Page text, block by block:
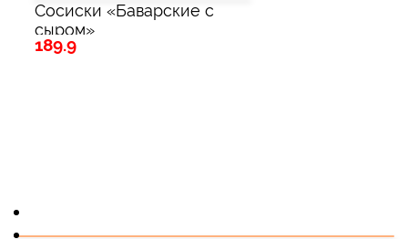
Сосиски «Баварские с
сыром»
189.9